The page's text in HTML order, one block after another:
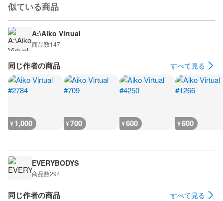
似ている商品
A:\Aiko Virtual
商品数147
同じ作者の商品 すべて見る
¥1,000 ¥700 ¥600 ¥600
EVERYBODYS
商品数294
同じ作者の商品 すべて見る